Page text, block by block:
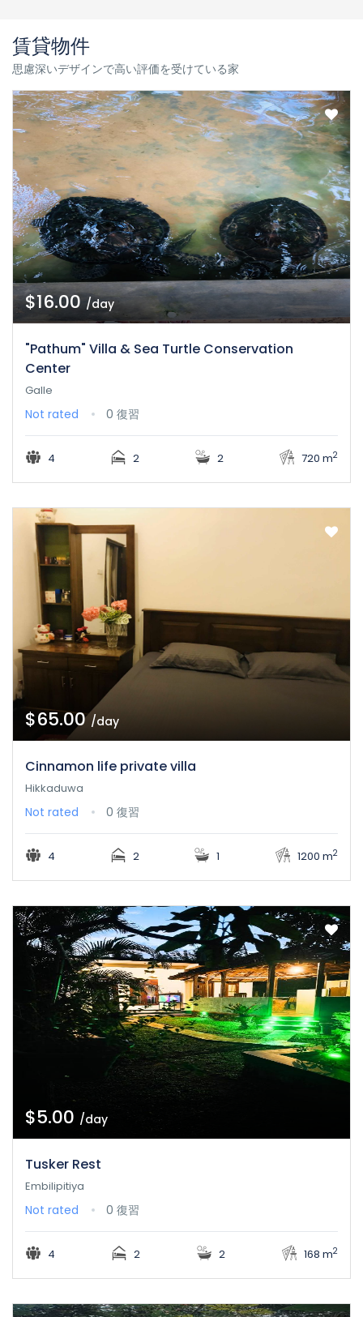
賃貸物件
思慮深いデザインで高い評価を受けている家
$16.00/day
"Pathum" Villa & Sea Turtle Conservation
Center
Galle
Not rated 0 復習
4 2 2 720 m2
$65.00/day
Cinnamon life private villa
Hikkaduwa
Not rated 0 復習
4 2 1 1200 m2
$5.00 /day
Tusker Rest
Embilipitiya
Not rated 0 復習
4 2 2 168 m2